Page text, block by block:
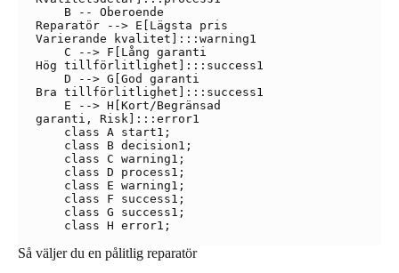
    B -- Oberoende
Reparatör --> E[Lägsta pris
Varierande kvalitet]:::warning1
    C --> F[Lång garanti
Hög tillförlitlighet]:::success1
    D --> G[God garanti
Bra tillförlitlighet]:::success1
    E --> H[Kort/Begränsad
garanti, Risk]:::error1
    class A start1;
    class B decision1;
    class C warning1;
    class D process1;
    class E warning1;
    class F success1;
    class G success1;
Så väljer du en pålitlig reparatör